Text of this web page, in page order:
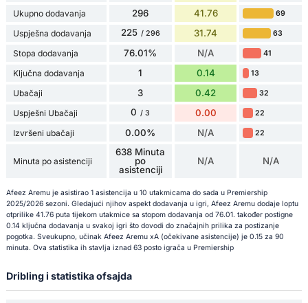
Ukupno dodavanja 296 41.76 69
Uspješna dodavanja 225 / 296 31.74 63
Stopa dodavanja 76.01% N/A 41
Ključna dodavanja 1 0.14 13
Ubačaji 3 0.42 32
Uspješni Ubačaji 0 / 3 0.00 22
Izvršeni ubačaji 0.00% N/A 22
Minuta po asistenciji
638 Minuta
po
asistenciji
N/A N/A
Afeez Aremu je asistirao 1 asistencija u 10 utakmicama do sada u Premiership
2025/2026 sezoni. Gledajući njihov aspekt dodavanja u igri, Afeez Aremu dodaje loptu
otprilike 41.76 puta tijekom utakmice sa stopom dodavanja od 76.01. također postigne
0.14 ključna dodavanja u svakoj igri što dovodi do značajnih prilika za postizanje
pogotka. Sveukupno, učinak Afeez Aremu xA (očekivane asistencije) je 0.15 za 90
minuta. Ova statistika ih stavlja iznad 63 posto igrača u Premiership
Dribling i statistika ofsajda